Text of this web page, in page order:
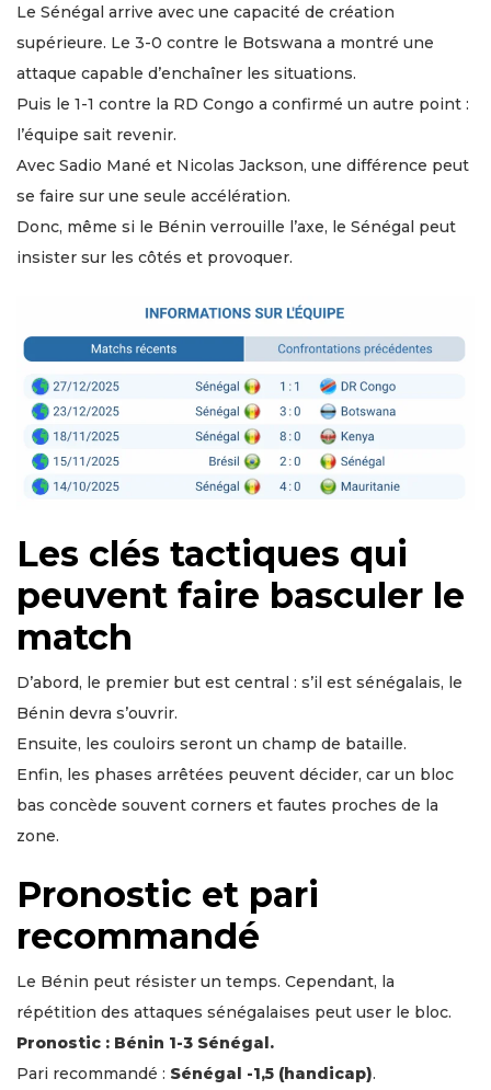
Le Sénégal arrive avec une capacité de création
supérieure. Le 3-0 contre le Botswana a montré une
attaque capable d’enchaîner les situations.
Puis le 1-1 contre la RD Congo a confirmé un autre point :
l’équipe sait revenir.
Avec Sadio Mané et Nicolas Jackson, une différence peut
se faire sur une seule accélération.
Donc, même si le Bénin verrouille l’axe, le Sénégal peut
insister sur les côtés et provoquer.
Les clés tactiques qui
peuvent faire basculer le
match
D’abord, le premier but est central : s’il est sénégalais, le
Bénin devra s’ouvrir.
Ensuite, les couloirs seront un champ de bataille.
Enfin, les phases arrêtées peuvent décider, car un bloc
bas concède souvent corners et fautes proches de la
zone.
Pronostic et pari
recommandé
Le Bénin peut résister un temps. Cependant, la
répétition des attaques sénégalaises peut user le bloc.
Pronostic : Bénin 1-3 Sénégal.
Pari recommandé : Sénégal -1,5 (handicap).